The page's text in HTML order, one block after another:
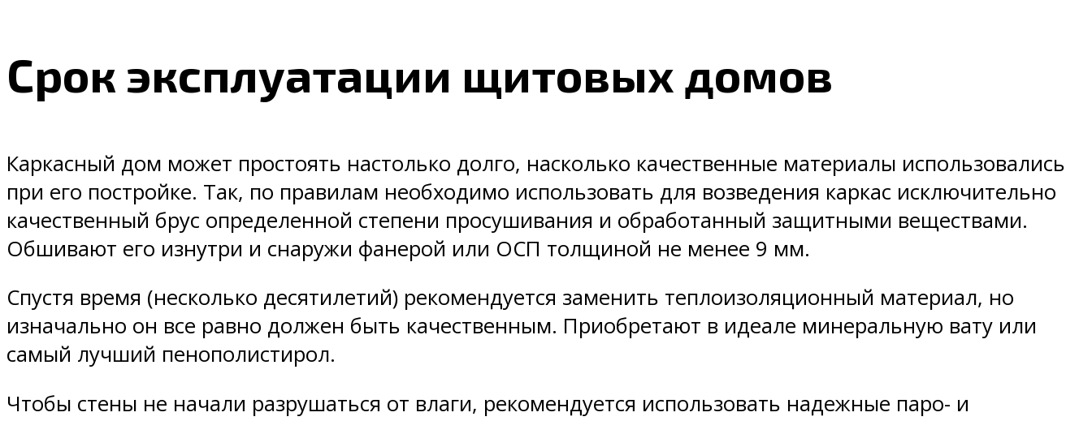
Срок эксплуатации щитовых домов
Каркасный дом может простоять настолько долго, насколько качественные материалы использовались
при его постройке. Так, по правилам необходимо использовать для возведения каркас исключительно
качественный брус определенной степени просушивания и обработанный защитными веществами.
Обшивают его изнутри и снаружи фанерой или ОСП толщиной не менее 9 мм.
Спустя время (несколько десятилетий) рекомендуется заменить теплоизоляционный материал, но
изначально он все равно должен быть качественным. Приобретают в идеале минеральную вату или
самый лучший пенополистирол.
Чтобы стены не начали разрушаться от влаги, рекомендуется использовать надежные паро- и